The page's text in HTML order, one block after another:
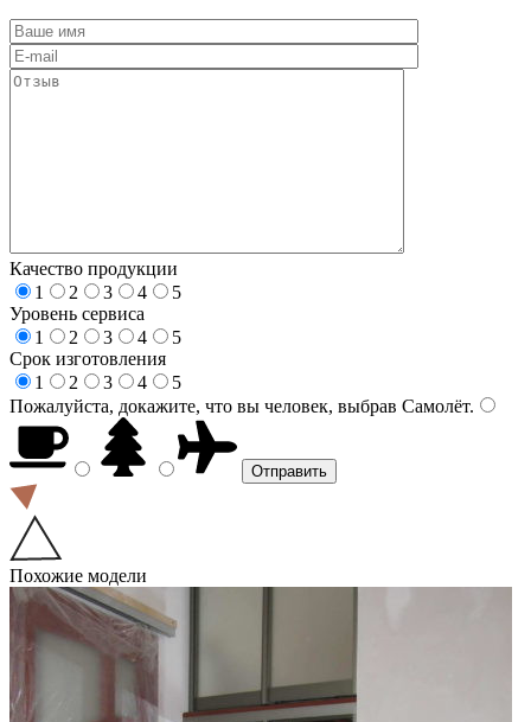
Качество продукции
1
2 3 4
5
Уровень сервиса
1
2 3 4
5
Срок изготовления
1
2 3 4
5
Пожалуйста, докажите, что вы человек, выбрав Самолёт.
Похожие модели